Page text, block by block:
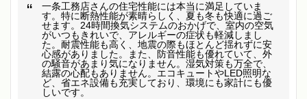
一条工務店さんの住宅性能には本当に満足していま
す。特に断熱性能が素晴らしく、夏も冬も快適に過ご
せます。24時間換気システムのおかげで、室内の空気
がいつもきれいで、アレルギーの症状も軽減しまし
た。耐震性能も高く、地震の際もほとんど揺れずに安
心感がありました。また、防音性能も優れていて、外
の騒音があまり気になりません。湿気対策も万全で、
結露の心配もありません。エコキュートやLED照明な
ど、省エネ設備も充実しており、環境にも家計にも優
しいです。